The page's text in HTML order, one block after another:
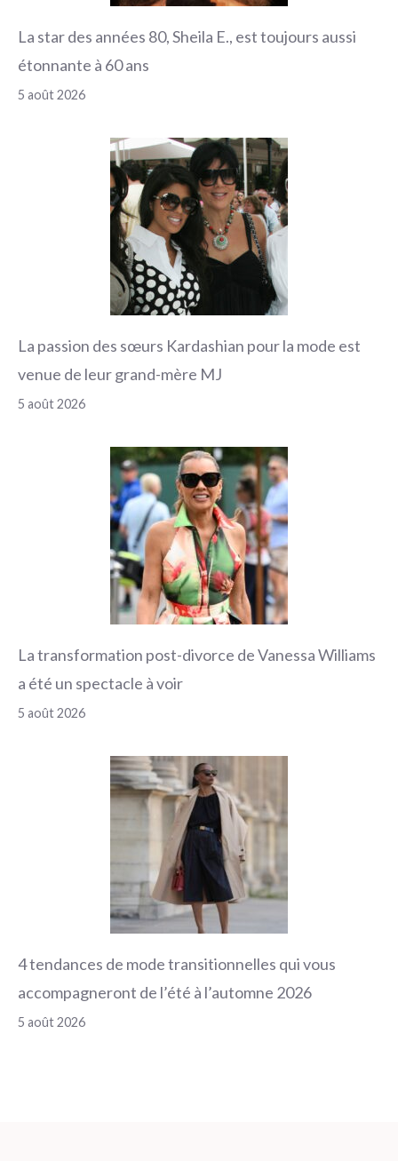
La star des années 80, Sheila E., est toujours aussi
étonnante à 60 ans
5 août 2026
La passion des sœurs Kardashian pour la mode est
venue de leur grand-mère MJ
5 août 2026
La transformation post-divorce de Vanessa Williams
a été un spectacle à voir
5 août 2026
4 tendances de mode transitionnelles qui vous
accompagneront de l’été à l’automne 2026
5 août 2026